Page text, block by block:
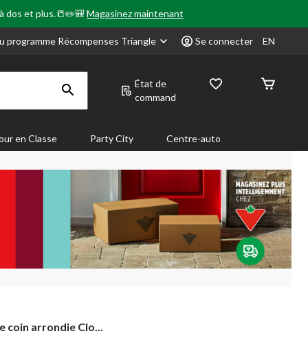
dos et plus.📒✏️🎒Magasinez maintenant
programme Récompenses Triangle Se connecter EN
État de
command
en Classe Party City Centre-auto
coin arrondie Clo...